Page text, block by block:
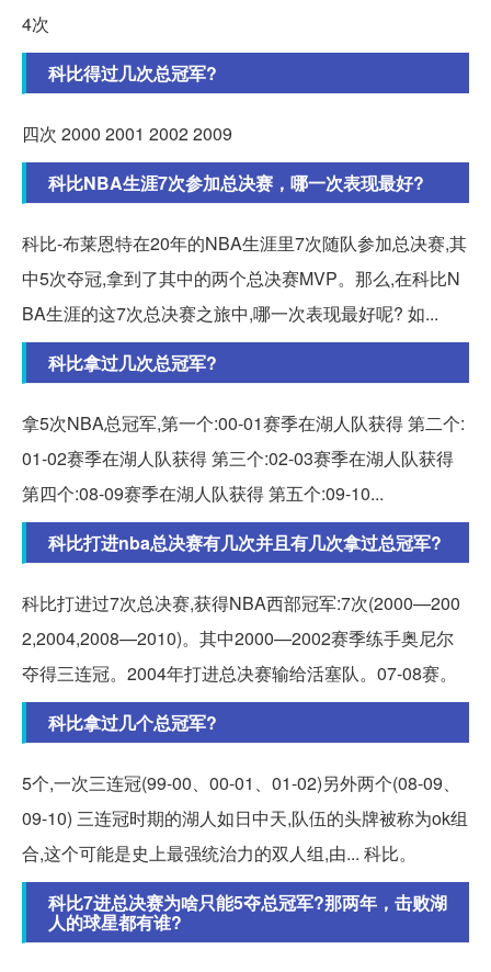
4次
科比得过几次总冠军?
四次 2000 2001 2002 2009
科比NBA生涯7次参加总决赛，哪一次表现最好?
科比-布莱恩特在20年的NBA生涯里7次随队参加总决赛,其
中5次夺冠,拿到了其中的两个总决赛MVP。那么,在科比N
BA生涯的这7次总决赛之旅中,哪一次表现最好呢? 如...
科比拿过几次总冠军?
拿5次NBA总冠军,第一个:00-01赛季在湖人队获得 第二个:
01-02赛季在湖人队获得 第三个:02-03赛季在湖人队获得
第四个:08-09赛季在湖人队获得 第五个:09-10...
科比打进nba总决赛有几次并且有几次拿过总冠军?
科比打进过7次总决赛,获得NBA西部冠军:7次(2000—200
2,2004,2008—2010)。其中2000—2002赛季练手奥尼尔
夺得三连冠。2004年打进总决赛输给活塞队。07-08赛。
科比拿过几个总冠军?
5个,一次三连冠(99-00、00-01、01-02)另外两个(08-09、
09-10) 三连冠时期的湖人如日中天,队伍的头牌被称为ok组
合,这个可能是史上最强统治力的双人组,由... 科比。
科比7进总决赛为啥只能5夺总冠军?那两年，击败湖
人的球星都有谁?